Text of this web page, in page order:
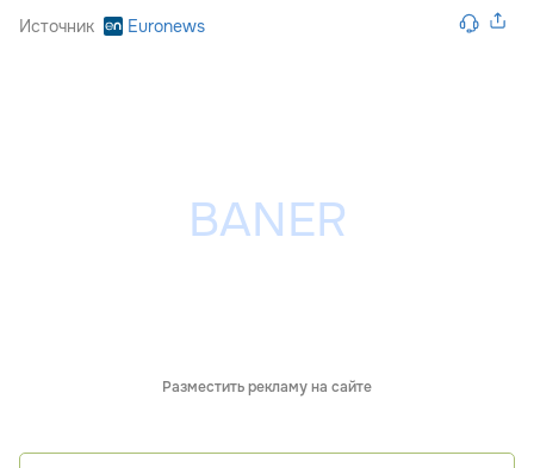
Источник Euronews
Разместить рекламу на сайте